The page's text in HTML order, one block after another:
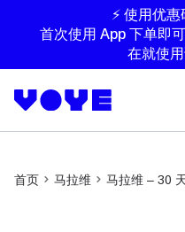
⚡ 使用优惠
首次使用 App 下单即
在就使
首页 马拉维 马拉维 – 30